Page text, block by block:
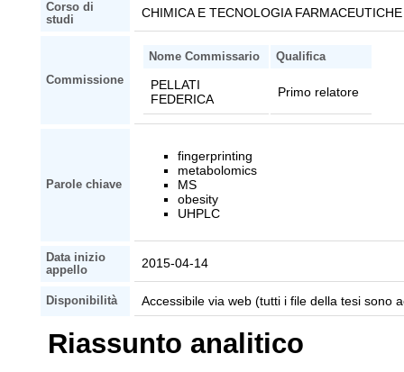
Corso di
studi
CHIMICA E TECNOLOGIA
Commissione
Nome Commissario Qualifica
PELLATI
FEDERICA
Primo relatore
Parole chiave
fingerprinting
metabolomics
MS
obesity
UHPLC
Data inizio
appello
2015-04-14
Disponibilità Accessibile via web (tutti i file della tesi sono
Riassunto analitico